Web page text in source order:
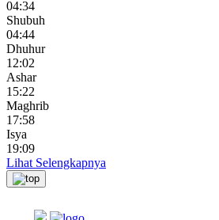
04:34
Shubuh
04:44
Dhuhur
12:02
Ashar
15:22
Maghrib
17:58
Isya
19:09
Lihat Selengkapnya